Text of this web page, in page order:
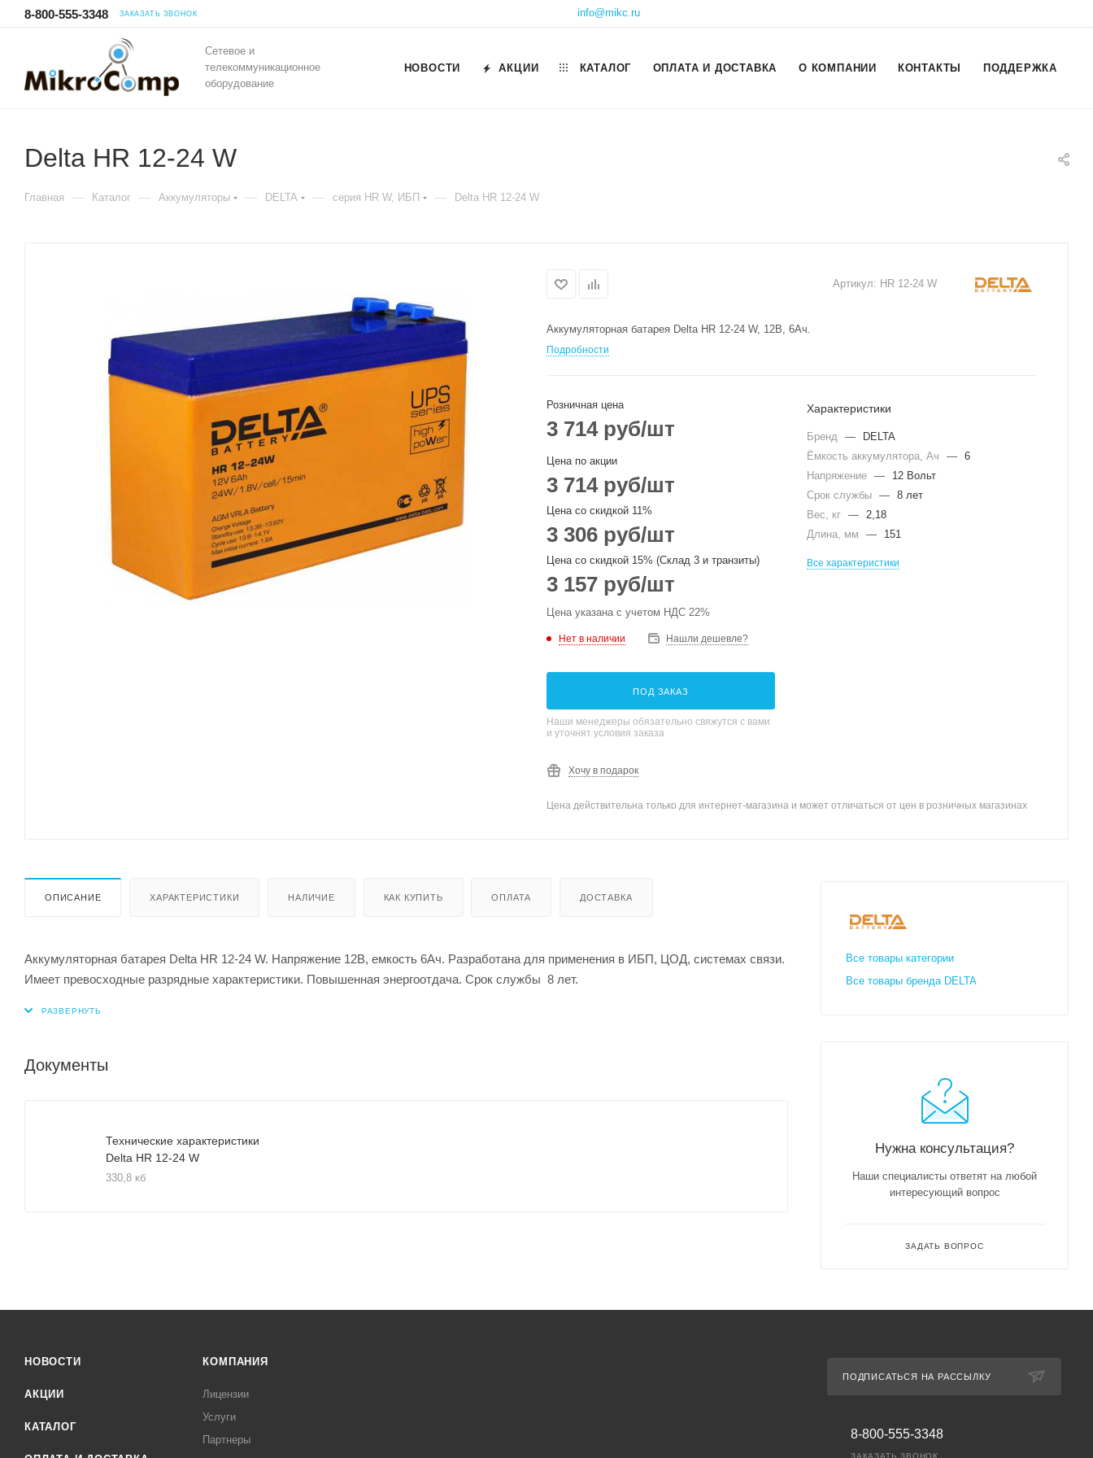
8-800-555-3348 ЗАКАЗАТЬ ЗВОНОК info@mikc.ru
Сетевое и
телекоммуникационное
оборудование
НОВОСТИ АКЦИИ КАТАЛОГ ОПЛАТА И ДОСТАВКА О КОМПАНИИ КОНТАКТЫ ПОДДЕРЖКА
Delta HR 12-24 W
Главная — Каталог — Аккумуляторы — DELTA — серия HR W, ИБП — Delta HR 12-24 W
Артикул: HR 12-24 W
Аккумуляторная батарея Delta HR 12-24 W, 12В, 6Ач.
Подробности
Розничная цена
3 714руб/шт
Цена по акции
3 714руб/шт
Цена со скидкой 11%
3 306 руб/шт
Цена со скидкой 15% (Склад 3 и транзиты)
3 157 руб/шт
Цена указана с учетом НДС 22%
Нет в наличии Нашли дешевле?
ПОД ЗАКАЗ
Наши менеджеры обязательно свяжутся с вами
и уточнят условия заказа
Хочу в подарок
Характеристики
Бренд —
DELTA
Ёмкость аккумулятора, Ач
— 6
Напряжение —
12 Вольт
Срок службы — 8 лет
Вес, кг — 2,18
Длина, мм
— 151
Все характеристики
Цена действительна только для интернет-магазина и может отличаться от цен в розничных магазинах
ОПИСАНИЕ ХАРАКТЕРИСТИКИ НАЛИЧИЕ КАК КУПИТЬ ОПЛАТА ДОСТАВКА
Аккумуляторная батарея Delta HR 12-24 W. Напряжение 12В, емкость 6Ач. Разработана для применения в ИБП, ЦОД, системах связи.
Имеет превосходные разрядные характеристики. Повышенная энергоотдача. Срок службы 8 лет.
Документы
Технические характеристики
Delta HR 12-24 W
330,8 кб
Все товары категории
Все товары бренда DELTA
Нужна консультация?
Наши специалисты ответят на любой
интересующий вопрос
ЗАДАТЬ ВОПРОС
НОВОСТИ
АКЦИИ
КАТАЛОГ
КОМПАНИЯ
Лицензии
Услуги
Партнеры
ПОДПИСАТЬСЯ НА РАССЫЛКУ
8-800-555-3348
ЗАКАЗАТЬ ЗВОНОК